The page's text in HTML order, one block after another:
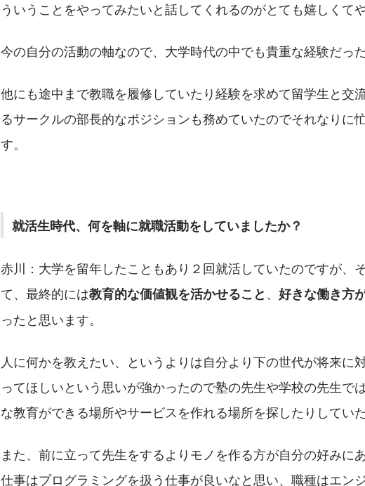
ういうことをやってみたいと話してくれるのがとても嬉しくて
今の自分の活動の軸なので、大学時代の中でも貴重な経験だっ
他にも途中まで教職を履修していたり経験を求めて留学生と交
るサークルの部長的なポジションも務めていたのでそれなりに
す。
就活生時代、何を軸に就職活動をしていましたか？
赤川：大学を留年したこともあり２回就活していたのですが、
て、最終的には教育的な価値観を活かせること、 好きな働き方
ったと思います。
人に何かを教えたい、というよりは自分より下の世代が将来に
ってほしいという思いが強かったので塾の先生や学校の先生で
な教育ができる場所やサービスを作れる場所を探したりしてい
また、前に立って先生をするよりモノを作る方が自分の好みに
仕事はプログラミングを扱う仕事が良いなと思い、職種はエン